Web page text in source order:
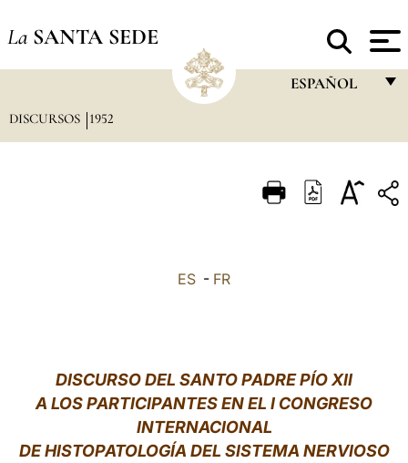
La SANTA SEDE
ESPAÑOL
ITALIANO
العربيّة
中文
DISCURSOS 1952
ES - FR
DISCURSO DEL SANTO PADRE PÍO XII
A LOS PARTICIPANTES EN EL I CONGRESO
INTERNACIONAL
DE HISTOPATOLOGÍA DEL SISTEMA NERVIOSO